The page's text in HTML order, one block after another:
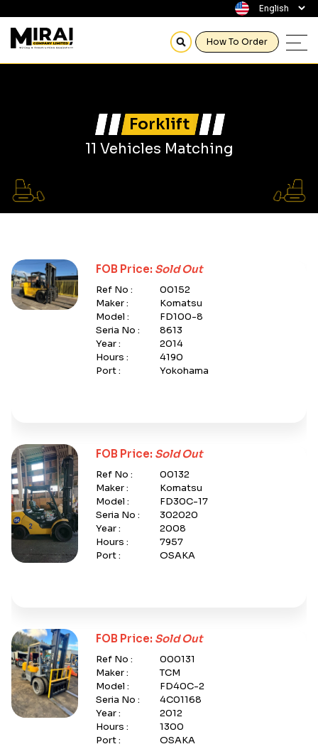
How To Order
Forklift
11 Vehicles Matching
FOB Price: Sold Out
Ref No :
00152
Maker :
Komatsu
Model :
FD100-8
Seria No :
8613
Year :
2014
Hours :
4190
Port :
Yokohama
FOB Price: Sold Out
Ref No :
00132
Maker :
Komatsu
Model :
FD30C-17
Seria No :
302020
Year :
2008
Hours :
7957
Port :
OSAKA
FOB Price: Sold Out
Ref No :
000131
Maker :
TCM
Model :
FD40C-2
Seria No :
4C01168
Year :
2012
Hours :
1300
Port :
OSAKA